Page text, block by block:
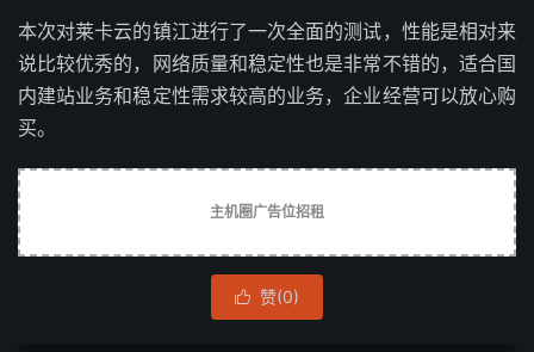
本次对莱卡云的镇江进行了一次全面的测试，性能是相对来
说比较优秀的，网络质量和稳定性也是非常不错的，适合国
内建站业务和稳定性需求较高的业务，企业经营可以放心购
买。
主机圈广告位招租
 赞(0)